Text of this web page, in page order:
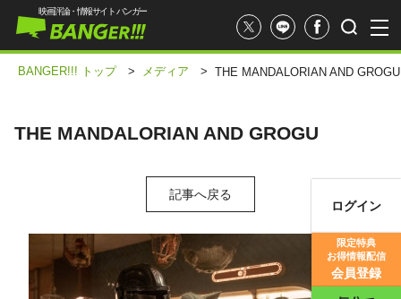
映画評価
映画評論・情報サイト バンガー
ログイン
限定特典
お得情報配信
会員登録
BANGER!!! トップ > メディア > THE MANDALORIAN AND GROGU
THE MANDALORIAN AND GROGU
記事へ戻る